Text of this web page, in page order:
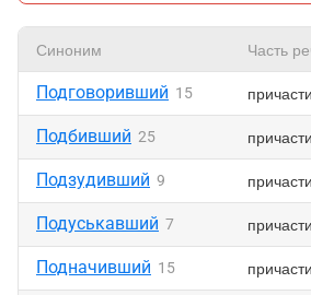
Синоним Часть
Подговоривший 15
Подбивший 25
Подзудивший 9
Подуськавший 7
Подначивший 15